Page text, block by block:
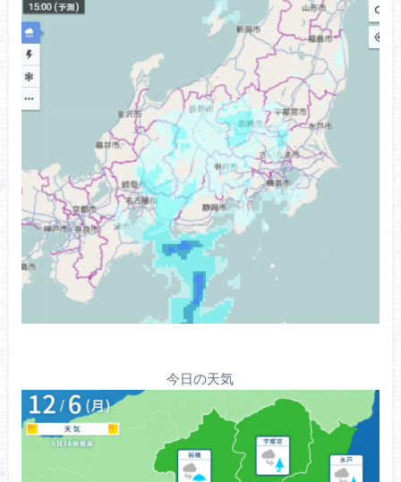
今日の天気